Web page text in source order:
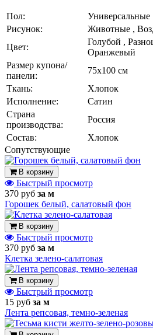
Пол:
Универсальные
Рисунок:
Животные ,
Цвет:
Голубой ,
Оранжевый
Размер купона/
панели:
75х100 см
Ткань:
Хлопок
Исполнение:
Сатин
Страна
производства:
Россия
Состав:
Хлопок
Cопутствующие
В корзину
Быстрый просмотр
370 руб за м
Горошек белый, салатовый фон
В корзину
Быстрый просмотр
370 руб за м
Клетка зелено-салатовая
В корзину
Быстрый просмотр
15 руб за м
Лента репсовая, темно-зеленая